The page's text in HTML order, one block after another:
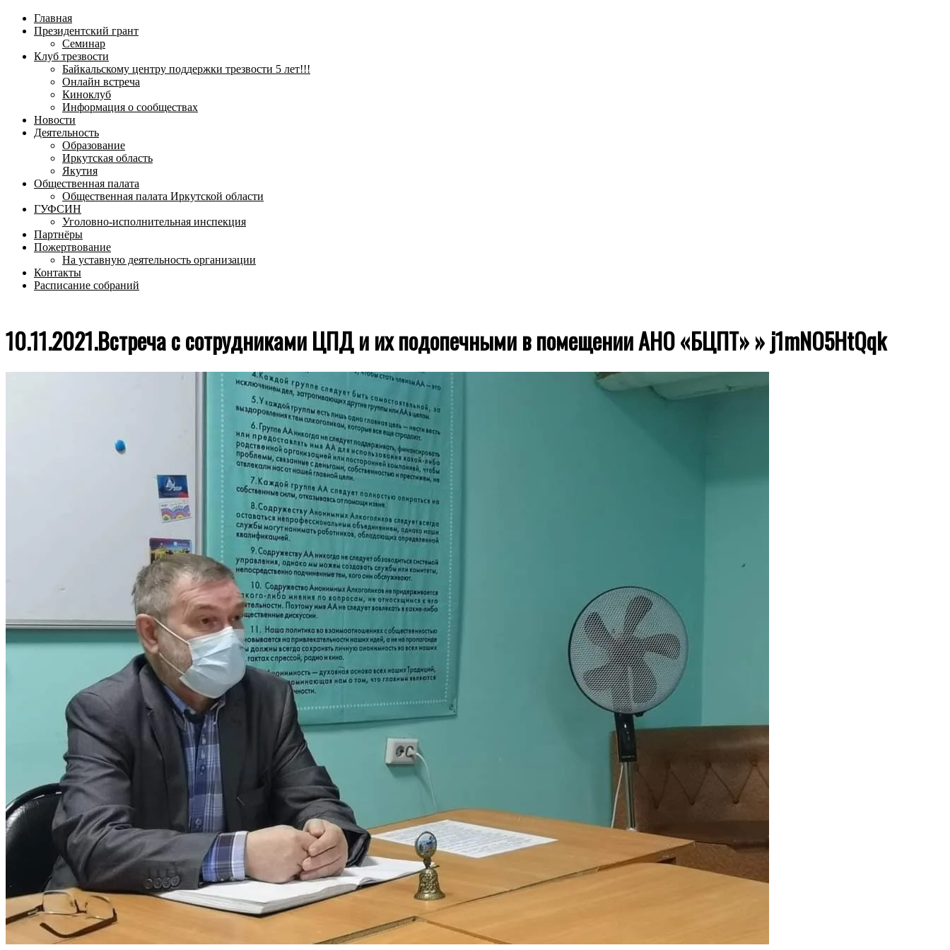
меню
Главная
Президентский грант
Семинар
Клуб трезвости
Байкальскому центру поддержки трезвости 5 лет!!!
Онлайн встреча
Киноклуб
Информация о сообществах
Новости
Деятельность
Образование
Иркутская область
Якутия
Общественная палата
Общественная палата Иркутской области
ГУФСИН
Уголовно-исполнительная инспекция
Партнёры
Пожертвование
На уставную деятельность организации
Контакты
Расписание собраний
10.11.2021.Встреча с сотрудниками ЦПД и их подопечными в помещении АНО «БЦПТ» » j1mNO5HtQqk